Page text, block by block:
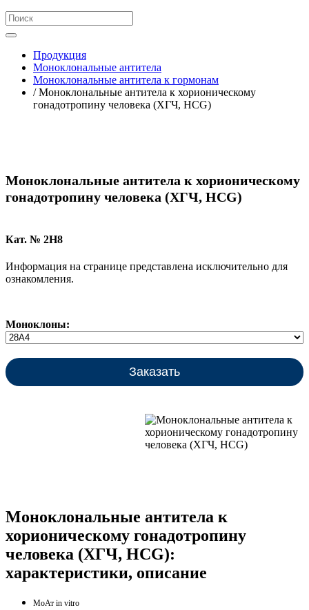
Продукция
Моноклональные антитела
Моноклональные антитела к гормонам
/ Моноклональные антитела к хорионическому
гонадотропину человека (ХГЧ, HCG)
Моноклональные антитела к хорионическому
гонадотропину человека (ХГЧ, HCG)
Кат. № 2H8
Информация на странице представлена исключительно для
ознакомления.
Моноклоны:
Заказать
Моноклональные антитела к
хорионическому гонадотропину
человека (ХГЧ, HCG):
характеристики, описание
МоАт in vitro